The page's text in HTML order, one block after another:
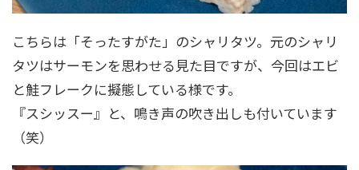
こちらは「そったすがた」のシャリタツ。元のシャリ
タツはサーモンを思わせる見た目ですが、今回はエビ
と鮭フレークに擬態している様です。
『スシッスー』と、鳴き声の吹き出しも付いています
（笑）